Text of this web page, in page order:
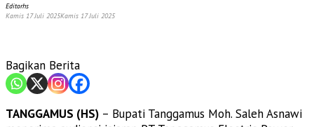
Editorhs
Kamis 17 Juli 2025Kamis 17 Juli 2025
Bagikan Berita
TANGGAMUS (HS) – Bupati Tanggamus Moh. Saleh Asnawi